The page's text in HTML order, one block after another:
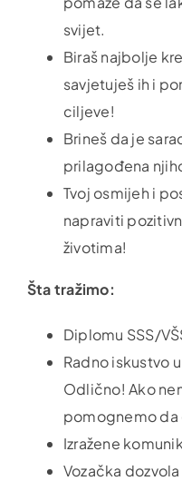
svijet.
Biraš najbolje
savjetuješ ih i
ciljeve!
Brineš da je
prilagođena
Tvoj osmijeh i
napraviti
životima!
Šta tražimo:
Diplomu SSS/
Radno iskustvo
Odlično! Ako
pomognemo da
Izražene
Vozačka